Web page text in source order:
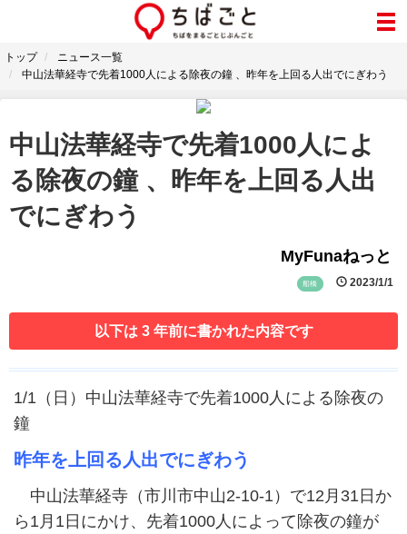
トップ
ニュース一覧
中山法華経寺で先着1000人による除夜の鐘 、昨年を上回る人出でにぎわう
中山法華経寺で先着1000人によ
る除夜の鐘 、昨年を上回る人出
でにぎわう
MyFunaねっと
船橋 2023/1/1
以下は 3 年前に書かれた内容です
1/1（日）中山法華経寺で先着1000人による除夜の
鐘
昨年を上回る人出でにぎわう
中山法華経寺（市川市中山2-10-1）で12月31日か
ら1月1日にかけ、先着1000人によって除夜の鐘が